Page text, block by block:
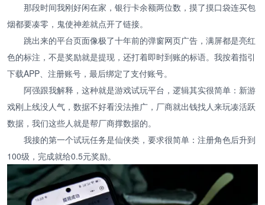
那段时间我刚好闲在家，银行卡余额两位数，摸了摸口袋连买包
烟都要凑零，鬼使神差就点开了链接。
跳出来的平台页面像极了十年前的弹窗网页广告，满屏都是亮红
色的标注，不是奖励就是提现，还打着即时到账的标语。我按着指引
下载APP、注册账号，最后绑定了支付账号。
阿强跟我解释，这种就是游戏试玩平台，逻辑其实很简单：新游
戏刚上线没人气，数据不好看没法推广，厂商就出钱找人来玩凑活跃
数据，我们这些人就是帮厂商撑数据的。
我接的第一个试玩任务是仙侠类，要求很简单：注册角色后升到
100级，完成就给0.5元奖励。